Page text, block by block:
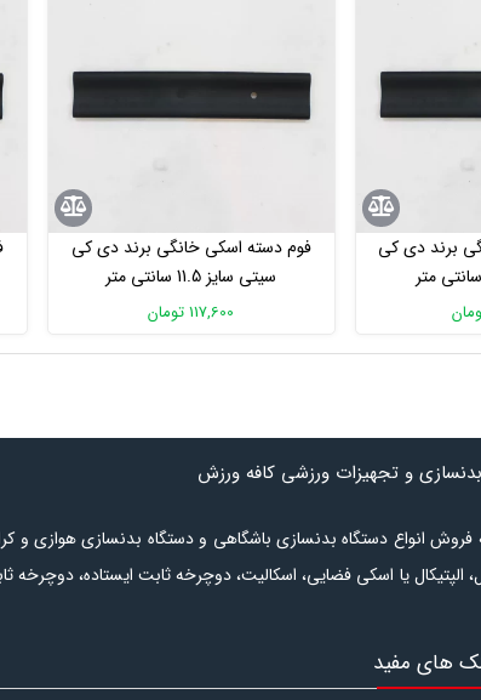
برند دی کی
فوم دسته اسکی خانگی برند دی کی
سیتی سایز 11.5 سانتی متر
117,600 تومان
و تجهیزات ورزشی کافه ورزش
فروش انواع دستگاه بدنسازی باشگاهی و دستگاه بدنسازی هوازی و
، الپتیکالیا اسکی فضایی، اسکالیت،دوچرخه ثابت ایستاده،دوچرخه
برای خرید در دسترس است. برای
بدنسازیمراجعه نمایید. در بخشتجهیزات رشته های ورزشیلوازم
های مفید